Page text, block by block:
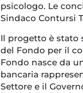
psicologo. Le
Sindaco Contursi
Il progetto è stato
del Fondo per il
Fondo nasce da
bancaria
Settore e il